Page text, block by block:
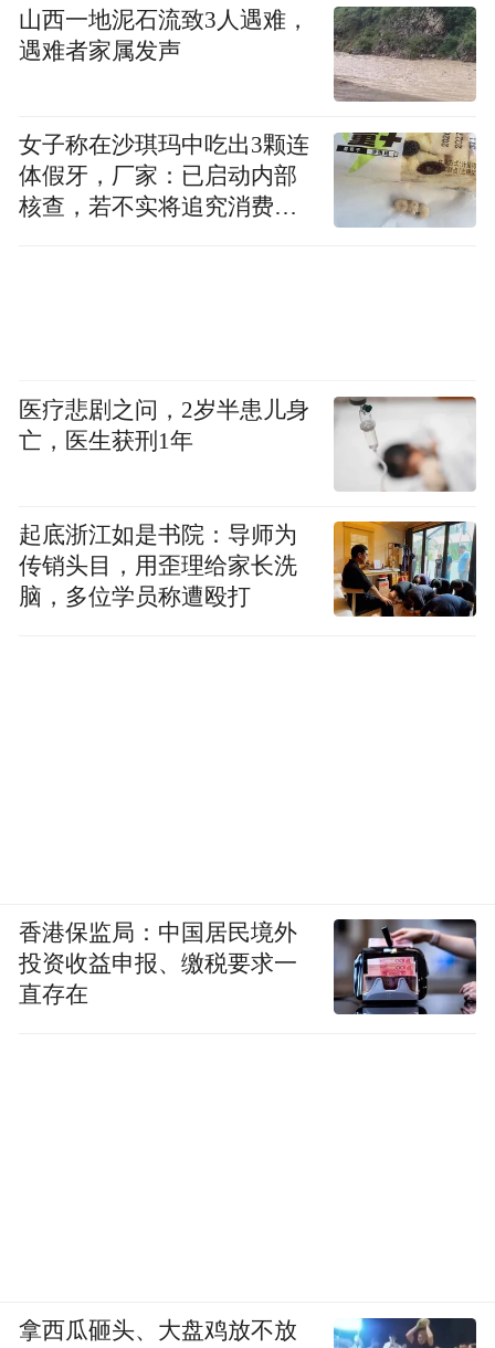
世界。
“特别声明：以上作品内容(包括在内的视频、图片或音
布，本平台仅提供信息存储空间服务。
Notice: The content above (including the videos,
pictures and audios if any) is uploaded and posted
by the user of Dafeng Hao, which is a social media
山西一地泥石流致3人遇难，
遇难者家属发声
女子称在沙琪玛中吃出3颗连
体假牙，厂家：已启动内部
核查，若不实将追究消费者
医疗悲剧之问，2岁半患儿身
亡，医生获刑1年
起底浙江如是书院：导师为
传销头目，用歪理给家长洗
脑，多位学员称遭殴打
香港保监局：中国居民境外
投资收益申报、缴税要求一
直存在
拿西瓜砸头、大盘鸡放不放